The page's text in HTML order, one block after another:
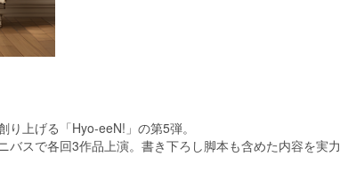
上げる「Hyo-eeN!」の第5弾。
バスで各回3作品上演。書き下ろし脚本も含めた内容を実力